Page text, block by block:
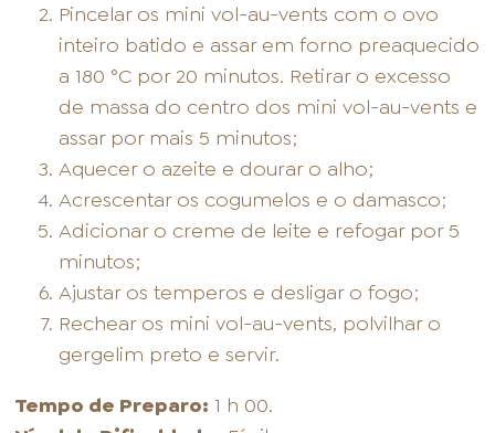
Pincelar os mini vol-au-vents com o ovo
inteiro batido e assar em forno preaquecido
a 180 °C por 20 minutos. Retirar o excesso
de massa do centro dos mini vol-au-vents e
assar por mais 5 minutos;
Aquecer o azeite e dourar o alho;
Acrescentar os cogumelos e o damasco;
Adicionar o creme de leite e refogar por 5
minutos;
Ajustar os temperos e desligar o fogo;
Rechear os mini vol-au-vents, polvilhar o
gergelim preto e servir.
Tempo de Preparo: 1 h 00.